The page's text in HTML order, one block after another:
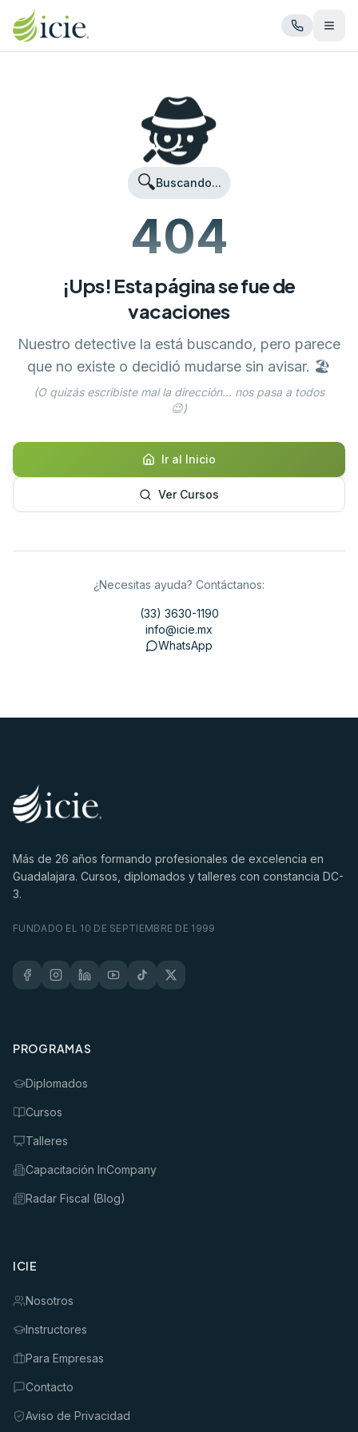
Abrir
🕵️
🔍Buscando...
404
¡Ups! Esta página se fue de
vacaciones
Nuestro detective la está buscando, pero parece
que no existe o decidió mudarse sin avisar. 🏖️
(O quizás escribiste mal la dirección... nos pasa a todos
😉)
Ir al Inicio
Ver Cursos
¿Necesitas ayuda? Contáctanos:
(33) 3630-1190
info@icie.mx
WhatsApp
Más de 26 años formando profesionales de excelencia en
Guadalajara. Cursos, diplomados y talleres con constancia DC-
3.
FUNDADO EL 10 DE SEPTIEMBRE DE 1999
PROGRAMAS
Diplomados
Cursos
Talleres
Capacitación InCompany
Radar Fiscal (Blog)
ICIE
Nosotros
Instructores
Para Empresas
Contacto
Aviso de Privacidad